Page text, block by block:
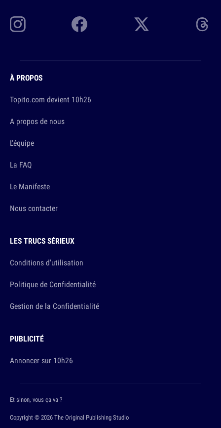
À PROPOS
Topito.com devient 10h26
A propos de nous
L'équipe
La FAQ
Le Manifeste
Nous contacter
LES TRUCS SÉRIEUX
Conditions d'utilisation
Politique de Confidentialité
Gestion de la Confidentialité
PUBLICITÉ
Annoncer sur 10h26
Copyright © 2026 The Original Publishing Studio
Et sinon, vous ça va ?